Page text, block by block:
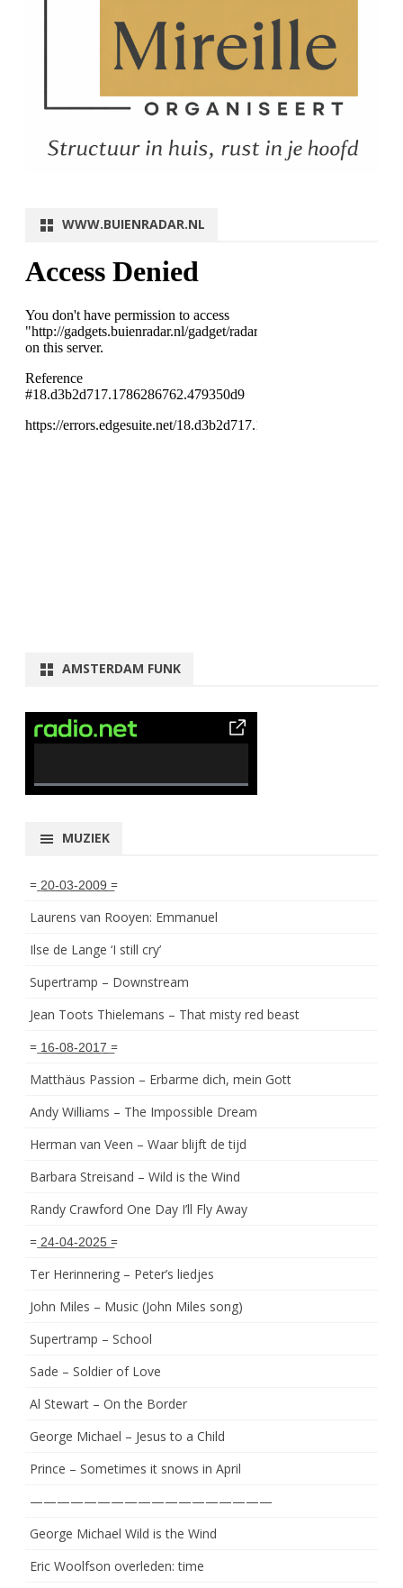
WWW.BUIENRADAR.NL
AMSTERDAM FUNK
0% Complete
MUZIEK
= ͟2͟0͟-͟0͟3͟-͟2͟0͟0͟9͟ =
Laurens van Rooyen: Emmanuel
Ilse de Lange ‘I still cry’
Supertramp – Downstream
Jean Toots Thielemans – That misty red beast
= ͟1͟6͟-͟0͟8͟-͟2͟0͟1͟7͟ =
Matthäus Passion – Erbarme dich, mein Gott
Andy Williams – The Impossible Dream
Herman van Veen – Waar blijft de tijd
Barbara Streisand – Wild is the Wind
Randy Crawford One Day I’ll Fly Away
= ͟2͟4͟-͟0͟4͟-͟2͟0͟2͟5͟ =
Ter Herinnering – Peter’s liedjes
John Miles – Music (John Miles song)
Supertramp – School
Sade – Soldier of Love
Al Stewart – On the Border
George Michael – Jesus to a Child
Prince – Sometimes it snows in April
——————————————————
George Michael Wild is the Wind
Eric Woolfson overleden: time